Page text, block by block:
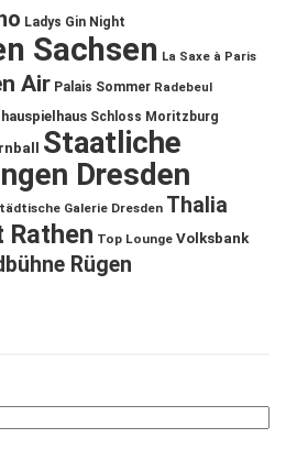
Ladys Gin Night
Sachsen La Saxe à Paris
Air Palais Sommer Radebeul
Schloss Moritzburg
Staatliche
Dresden
Galerie Dresden Thalia
Top Lounge Volksbank
Rügen